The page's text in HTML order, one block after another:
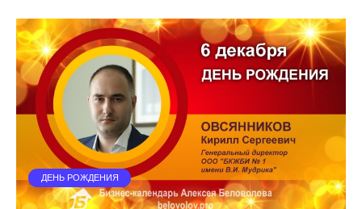
ДЕНЬ РОЖДЕНИЯ